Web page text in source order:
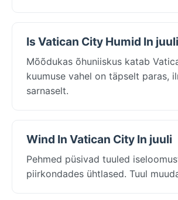
Is Vatican City Humid In
Mõõdukas õhuniiskus katab
kuumuse vahel on täpselt paras,
sarnaselt.
Wind In Vatican City In juuli
Pehmed püsivad tuuled
piirkondades ühtlased. Tuul